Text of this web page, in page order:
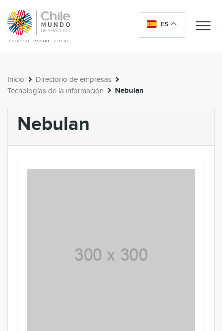
ES
Inicio
Directorio de empresas
Tecnologías de la información
Nebulan
Nebulan